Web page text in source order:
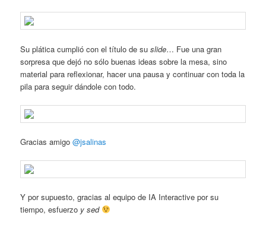
Su plática cumplió con el título de suslide… Fue una gran
sorpresa que dejó no sólo buenas ideas sobre la mesa, sino
material para reflexionar, hacer una pausa y continuar con toda la
pila para seguir dándole con todo.
Gracias amigo@jsalinas
Y por supuesto, gracias al equipo de IA Interactive por su
tiempo, esfuerzo y sed